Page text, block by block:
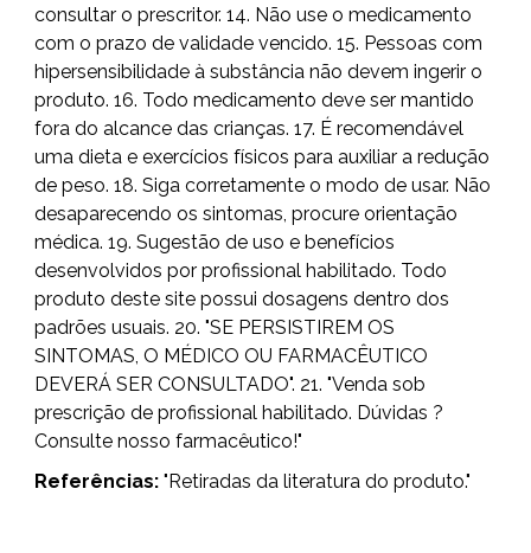
consultar o prescritor. 14. Não use o medicamento
com o prazo de validade vencido. 15. Pessoas com
hipersensibilidade à substância não devem ingerir o
produto. 16. Todo medicamento deve ser mantido
fora do alcance das crianças. 17. É recomendável
uma dieta e exercícios físicos para auxiliar a redução
de peso. 18. Siga corretamente o modo de usar. Não
desaparecendo os sintomas, procure orientação
médica. 19. Sugestão de uso e benefícios
desenvolvidos por profissional habilitado. Todo
produto deste site possui dosagens dentro dos
padrões usuais. 20. "SE PERSISTIREM OS
SINTOMAS, O MÉDICO OU FARMACÊUTICO
DEVERÁ SER CONSULTADO". 21. "Venda sob
prescrição de profissional habilitado. Dúvidas ?
Consulte nosso farmacêutico!"
Referências: "Retiradas da literatura do produto."